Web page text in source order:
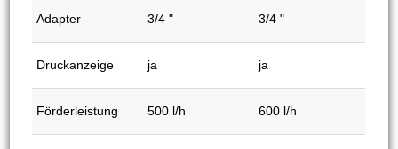
Adapter 3/4 " 3/4 "
Druckanzeige ja ja
Förderleistung 500 l/h 600 l/h